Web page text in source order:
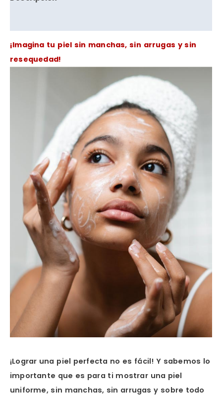
¡Imagina tu piel sin manchas, sin arrugas y sin
resequedad!
¡Lograr una piel perfecta no es fácil! Y sabemos lo
importante que es para ti mostrar una piel
uniforme, sin manchas, sin arrugas y sobre todo